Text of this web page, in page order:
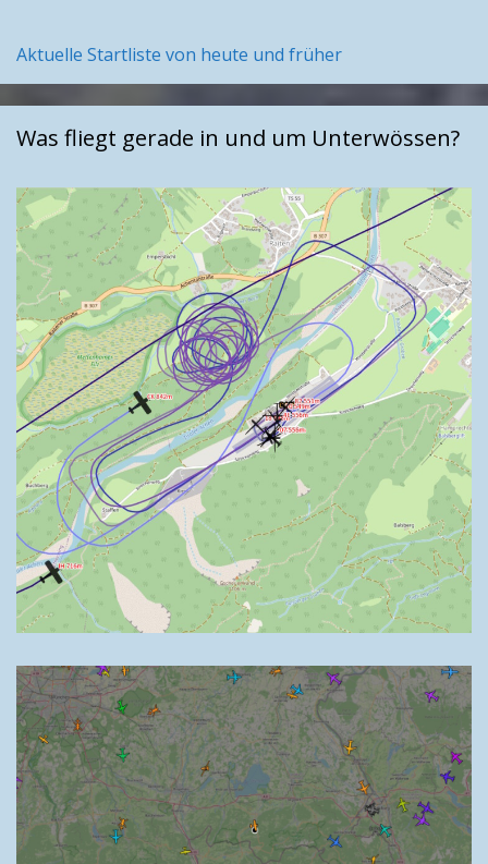
Aktuelle Startliste von heute und früher
Was fliegt gerade in und um Unterwössen?